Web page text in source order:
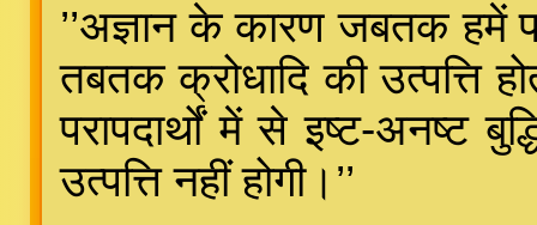
’’अज्ञान के कारण जबतक हमें
तबतक क्रोधादि की उत्पत्ति
परापदार्थों में से इष्ट-अनष्ट
उत्पत्ति नहीं होगी।’’